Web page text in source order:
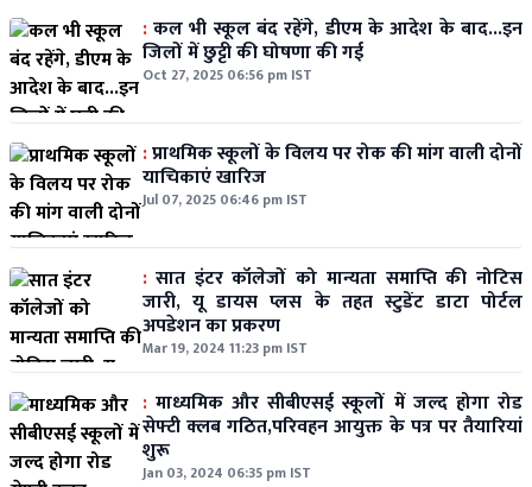
:कल भी स्कूल बंद रहेंगे, डीएम के आदेश के बाद...इन
जिलों में छुट्टी की घोषणा की गई
Oct 27, 2025 06:56 pm IST
:प्राथमिक स्कूलों के विलय पर रोक की मांग वाली दोनों
याचिकाएं खारिज
Jul 07, 2025 06:46 pm IST
: सात इंटर कॉलेजों को मान्यता समाप्ति की नोटिस
जारी, यू डायस प्लस के तहत स्टुडेंट डाटा पोर्टल
अपडेशन का प्रकरण
Mar 19, 2024 11:23 pm IST
: माध्यमिक और सीबीएसई स्कूलों में जल्द होगा रोड
सेफ्टी क्लब गठित,परिवहन आयुक्त के पत्र पर तैयारियां
शुरू
Jan 03, 2024 06:35 pm IST